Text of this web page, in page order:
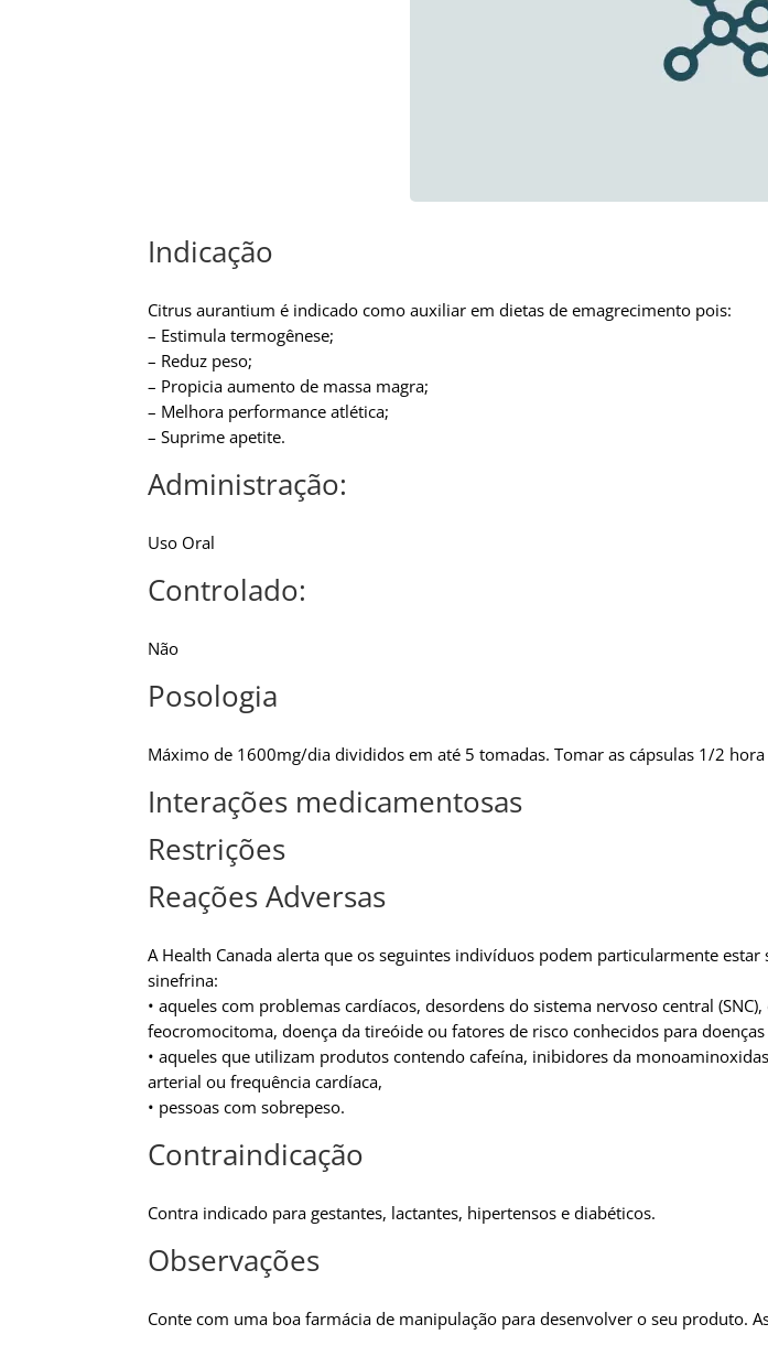
Indicação
Citrus aurantium é indicado como auxiliar em dietas de emagrecimento pois:
– Estimula termogênese;
– Reduz peso;
– Propicia aumento de massa magra;
– Melhora performance atlética;
– Suprime apetite.
Administração:
Uso Oral
Controlado:
Não
Posologia
Máximo de 1600mg/dia divididos em até 5 tomadas. Tomar as cápsulas 1/2 hora
Interações medicamentosas
Restrições
Reações Adversas
A Health Canada alerta que os seguintes indivíduos podem particularmente
sinefrina:
• aqueles com problemas cardíacos, desordens do sistema nervoso central
feocromocitoma, doença da tireóide ou fatores de risco conhecidos para
• aqueles que utilizam produtos contendo cafeína, inibidores da
arterial ou frequência cardíaca,
• pessoas com sobrepeso.
Contraindicação
Contra indicado para gestantes, lactantes, hipertensos e diabéticos.
Observações
Conte com uma boa farmácia de manipulação para desenvolver o seu produto.